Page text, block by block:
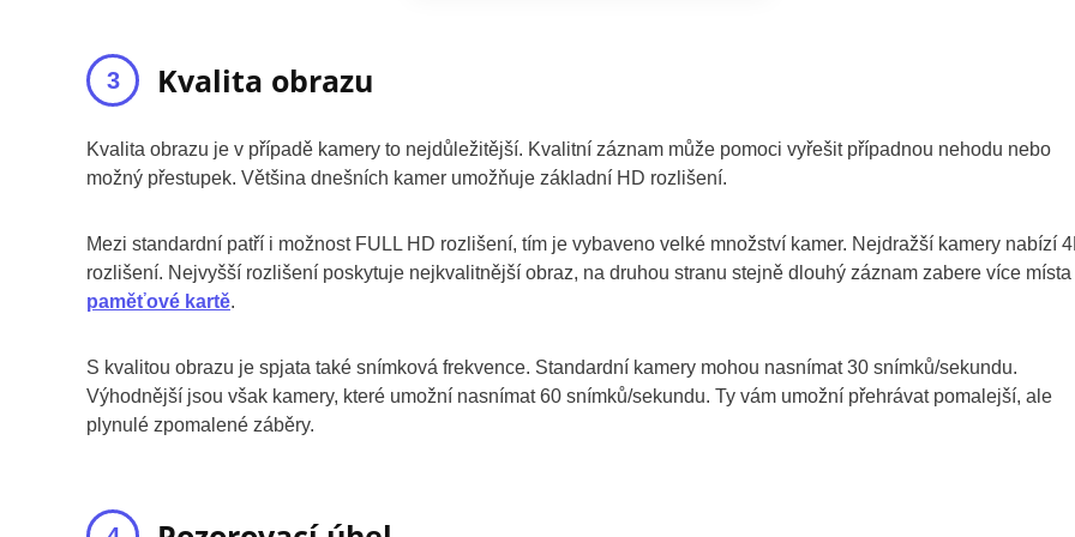
Kvalita obrazu
Kvalita obrazu je v případě kamery to nejdůležitější. Kvalitní záznam může pomoci vyřešit případnou nehodu nebo
možný přestupek. Většina dnešních kamer umožňuje základní HD rozlišení.
Mezi standardní patří i možnost FULL HD rozlišení, tím je vybaveno velké množství kamer. Nejdražší kamery nabízí
rozlišení. Nejvyšší rozlišení poskytuje nejkvalitnější obraz, na druhou stranu stejně dlouhý záznam zabere více místa
paměťové kartě.
S kvalitou obrazu je spjata také snímková frekvence. Standardní kamery mohou nasnímat 30 snímků/sekundu.
Výhodnější jsou však kamery, které umožní nasnímat 60 snímků/sekundu. Ty vám umožní přehrávat pomalejší, ale
plynulé zpomalené záběry.